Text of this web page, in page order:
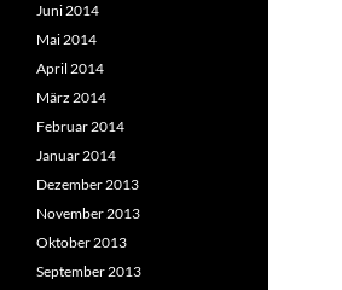
Juni 2014
Mai 2014
April 2014
März 2014
Februar 2014
Januar 2014
Dezember 2013
November 2013
Oktober 2013
September 2013